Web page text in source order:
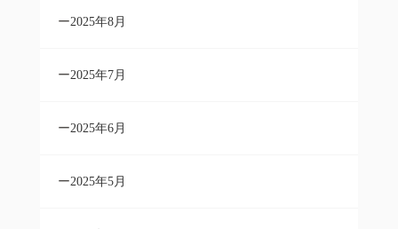
2025年8月
2025年7月
2025年6月
2025年5月